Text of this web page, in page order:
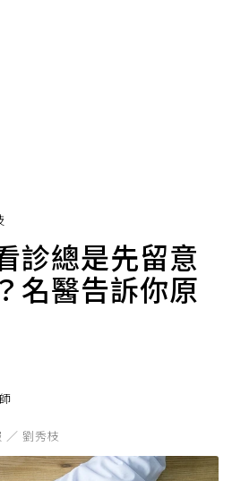
診總是先留意
名醫告訴你原
／ 劉秀枝